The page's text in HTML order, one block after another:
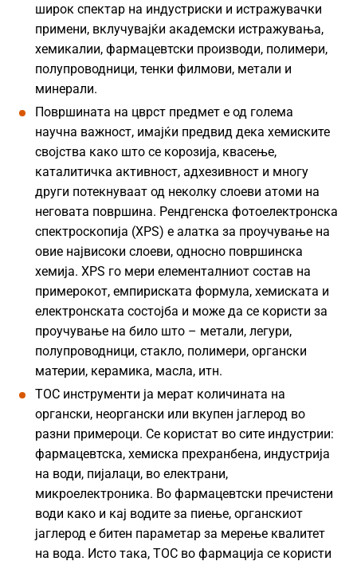
широк спектар на индустриски и истражувачки
примени, вклучувајќи академски истражувања,
хемикалии, фармацевтски производи, полимери,
полупроводници, тенки филмови, метали и
минерали.
Површината на цврст предмет е од голема
научна важност, имајќи предвид дека хемиските
својства како што се корозија, квасење,
каталитичка активност, адхезивност и многу
други потекнуваат од неколку слоеви атоми на
неговата површина. Рендгенска фотоелектронска
спектроскопија (XPS) е алатка за проучување на
овие највисоки слоеви, односно површинска
хемија. XPS го мери елементалниот состав на
примерокот, емпириската формула, хемиската и
електронската состојба и може да се користи за
проучување на било што – метали, легури,
полупроводници, стакло, полимери, органски
материи, керамика, масла, итн.
TOC инструменти ја мерат количината на
органски, неоргански или вкупен јаглерод во
разни примероци. Се користат во сите индустрии:
фармацевтска, хемиска прехранбена, индустрија
на води, пијалаци, во електрани,
микроелектроника. Во фармацевтски пречистени
води како и кај водите за пиење, органскиот
јаглерод е битен параметар за мерење квалитет
на вода. Исто така, TOC во фармација се користи